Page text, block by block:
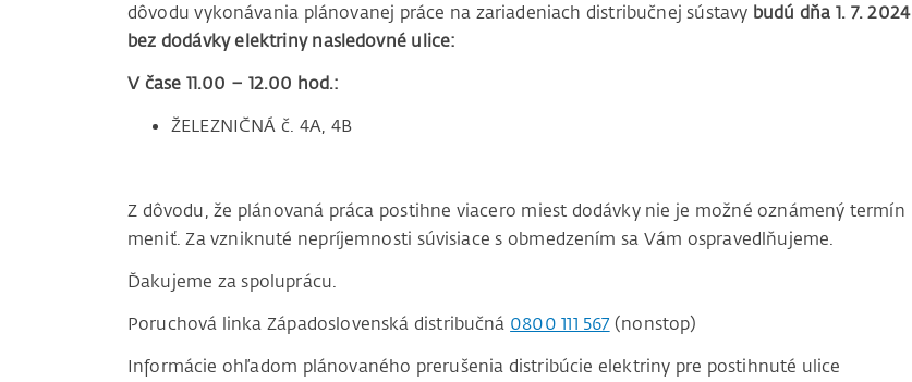
dôvodu vykonávania plánovanej práce na zariadeniach distribučnej sústavy budú dňa 1. 7. 2024
bez dodávky elektriny nasledovné ulice:
V čase 11.00 – 12.00 hod.:
ŽELEZNIČNÁ č. 4A, 4B
Z dôvodu, že plánovaná práca postihne viacero miest dodávky nie je možné oznámený termín
meniť. Za vzniknuté nepríjemnosti súvisiace s obmedzením sa Vám ospravedlňujeme.
Ďakujeme za spoluprácu.
Poruchová linka Západoslovenská distribučná 0800 111 567 (nonstop)
Informácie ohľadom plánovaného prerušenia distribúcie elektriny pre postihnuté ulice